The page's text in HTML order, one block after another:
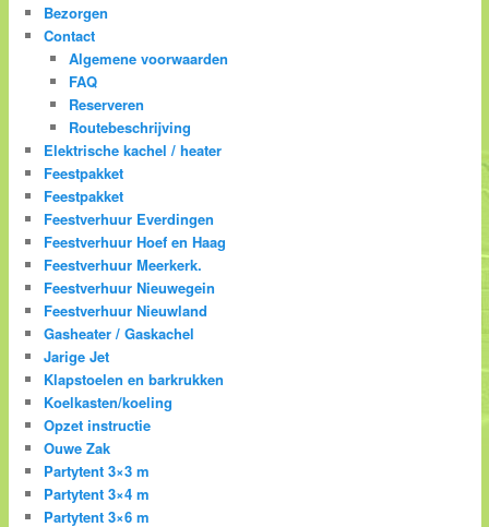
Bezorgen
Contact
Algemene voorwaarden
FAQ
Reserveren
Routebeschrijving
Elektrische kachel / heater
Feestpakket
Feestpakket
Feestverhuur Everdingen
Feestverhuur Hoef en Haag
Feestverhuur Meerkerk.
Feestverhuur Nieuwegein
Feestverhuur Nieuwland
Gasheater / Gaskachel
Jarige Jet
Klapstoelen en barkrukken
Koelkasten/koeling
Opzet instructie
Ouwe Zak
Partytent 3×3 m
Partytent 3×4 m
Partytent 3×6 m